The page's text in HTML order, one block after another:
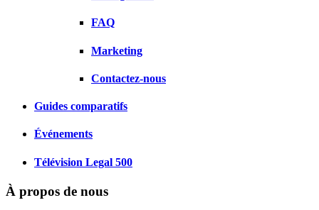
FAQ
Marketing
Contactez-nous
Guides comparatifs
Événements
Télévision Legal 500
À propos de nous